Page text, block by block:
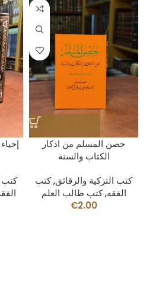
كتب
حصن المسلم من اذكار
الكتاب والسنة
كتب التزكية والرقائق,كتب
الفقه,كتب طالب العلم
€2.00